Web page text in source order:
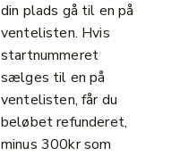
din plads gå til en på
ventelisten. Hvis
startnummeret
sælges til en på
ventelisten, får du
beløbet refunderet,
minus 300kr som